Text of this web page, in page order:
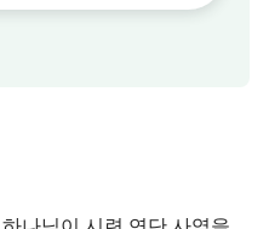
나타나 “내가 내 아버지
엇인지 깨달았느냐? 예
성령을 보낼 것이라고
이다. 너는 진리의 성령